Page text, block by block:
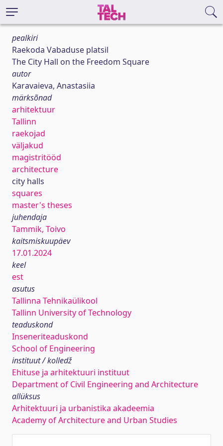
pealkiri
Raekoda Vabaduse platsil
The City Hall on the Freedom Square
autor
Karavaieva, Anastasiia
märksõnad
arhitektuur
Tallinn
raekojad
väljakud
magistritööd
architecture
city halls
squares
master's theses
juhendaja
Tammik, Toivo
kaitsmiskuupäev
17.01.2024
keel
est
asutus
Tallinna Tehnikaülikool
Tallinn University of Technology
teaduskond
Inseneriteaduskond
School of Engineering
instituut / kolledž
Ehituse ja arhitektuuri instituut
Department of Civil Engineering and Architecture
allüksus
Arhitektuuri ja urbanistika akadeemia
Academy of Architecture and Urban Studies